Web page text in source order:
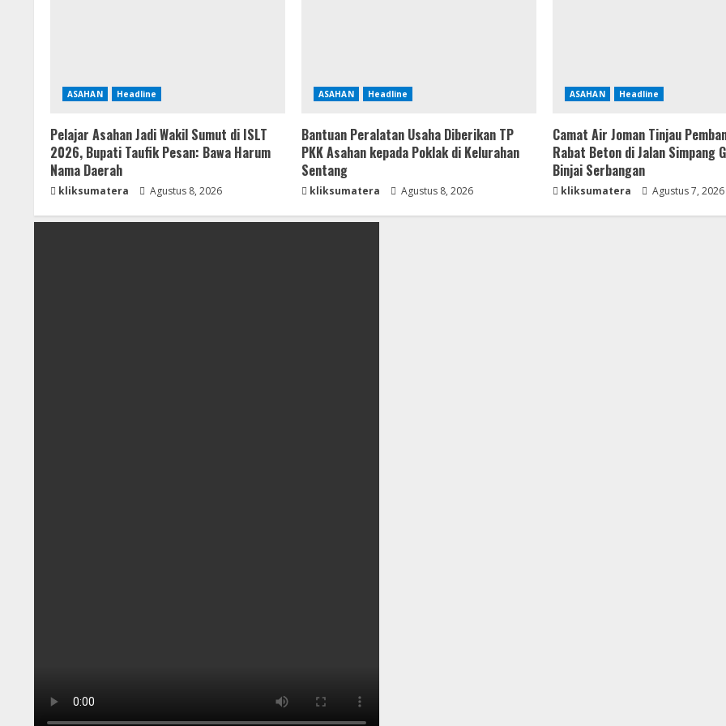
ASAHAN Headline
Pelajar Asahan Jadi Wakil Sumut di ISLT
2026, Bupati Taufik Pesan: Bawa Harum
Nama Daerah
kliksumatera Agustus 8, 2026
ASAHAN Headline
Bantuan Peralatan Usaha Diberikan TP
PKK Asahan kepada Poklak di Kelurahan
Sentang
kliksumatera Agustus 8, 2026
ASAHAN Headline
Camat Air Joman Tinjau
Rabat Beton di Jalan Simpang
Binjai Serbangan
kliksumatera Agustus 7, 2026